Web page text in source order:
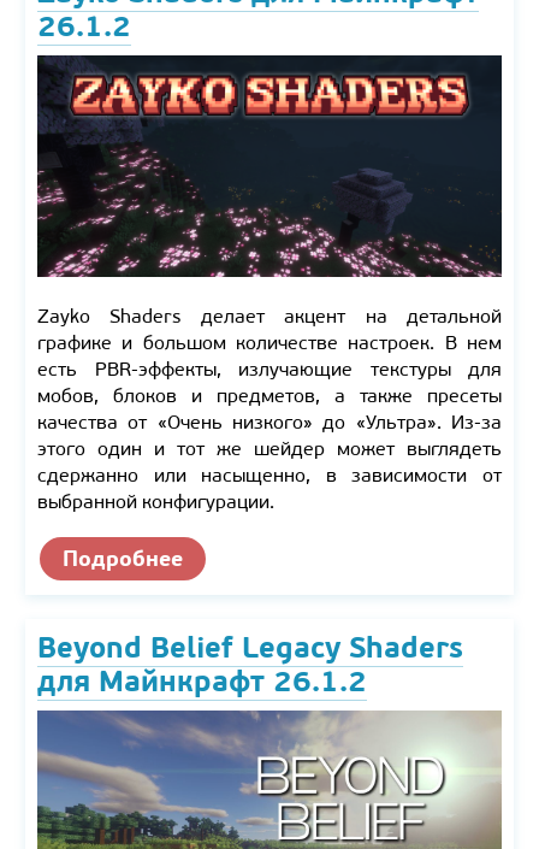
26.1.2
Zayko Shaders делает акцент на детальной
графике и большом количестве настроек. В нем
есть PBR-эффекты, излучающие текстуры для
мобов, блоков и предметов, а также пресеты
качества от «Очень низкого» до «Ультра». Из-за
этого один и тот же шейдер может выглядеть
сдержанно или насыщенно, в зависимости от
выбранной конфигурации.
Подробнее
Beyond Belief Legacy Shaders
для Майнкрафт 26.1.2